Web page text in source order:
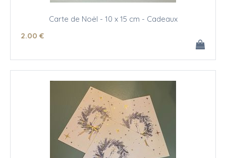
Carte de Noël - 10 x 15 cm - Cadeaux
2.00 €